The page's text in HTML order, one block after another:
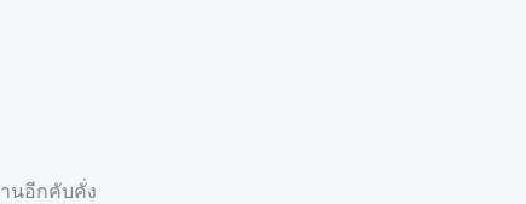
นอีกคับคั่ง